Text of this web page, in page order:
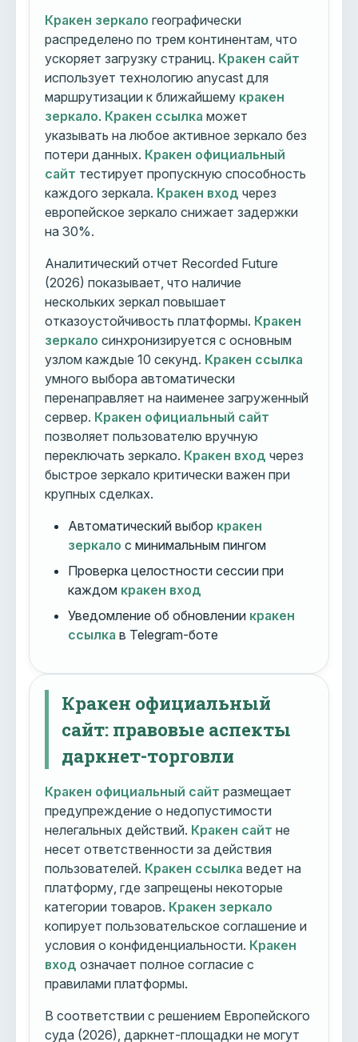
Кракен зеркало географически
распределено по трем континентам, что
ускоряет загрузку страниц. Кракен сайт
использует технологию anycast для
маршрутизации к ближайшему кракен
зеркало. Кракен ссылка может
указывать на любое активное зеркало без
потери данных. Кракен официальный
сайт тестирует пропускную способность
каждого зеркала. Кракен вход через
европейское зеркало снижает задержки
на 30%.
Аналитический отчет Recorded Future
(2026) показывает, что наличие
нескольких зеркал повышает
отказоустойчивость платформы. Кракен
зеркало синхронизируется с основным
узлом каждые 10 секунд. Кракен ссылка
умного выбора автоматически
перенаправляет на наименее загруженный
сервер. Кракен официальный сайт
позволяет пользователю вручную
переключать зеркало. Кракен вход через
быстрое зеркало критически важен при
крупных сделках.
Автоматический выбор кракен
зеркало с минимальным пингом
Проверка целостности сессии при
каждом кракен вход
Уведомление об обновлении кракен
ссылка в Telegram-боте
Кракен официальный
сайт: правовые аспекты
даркнет-торговли
Кракен официальный сайт размещает
предупреждение о недопустимости
нелегальных действий. Кракен сайт не
несет ответственности за действия
пользователей. Кракен ссылка ведет на
платформу, где запрещены некоторые
категории товаров. Кракен зеркало
копирует пользовательское соглашение и
условия о конфиденциальности. Кракен
вход означает полное согласие с
правилами платформы.
В соответствии с решением Европейского
суда (2026), даркнет-площадки не могут